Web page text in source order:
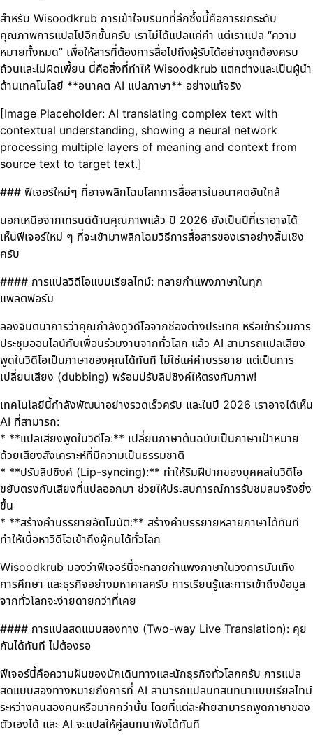
สำหรับ Wisoodkrub การเข้าใจบริบทที่ลึกซึ้งนี้คือการยกระดับ
คุณภาพการแปลไปอีกขั้นครับ เราไม่ได้แปลแค่คำ แต่เราแปล “ความ
หมายทั้งหมด” เพื่อให้สารที่ต้องการสื่อไปถึงผู้รับได้อย่างถูกต้องครบ
ถ้วนและไม่ผิดเพี้ยน นี่คือสิ่งที่ทำให้ Wisoodkrub แตกต่างและเป็นผู้นำ
ด้านเทคโนโลยี **อนาคต AI แปลภาษา** อย่างแท้จริง
[Image Placeholder: AI translating complex text with
contextual understanding, showing a neural network
processing multiple layers of meaning and context from
source text to target text.]
### ฟีเจอร์ใหม่ๆ ที่อาจพลิกโฉมโลกการสื่อสารในอนาคตอันใกล้
นอกเหนือจากเทรนด์ด้านคุณภาพแล้ว ปี 2026 ยังเป็นปีที่เราอาจได้
เห็นฟีเจอร์ใหม่ ๆ ที่จะเข้ามาพลิกโฉมวิธีการสื่อสารของเราอย่างสิ้นเชิง
ครับ
#### การแปลวิดีโอแบบเรียลไทม์: ทลายกำแพงภาษาในทุก
แพลตฟอร์ม
ลองจินตนาการว่าคุณกำลังดูวิดีโอจากช่องต่างประเทศ หรือเข้าร่วมการ
ประชุมออนไลน์กับเพื่อนร่วมงานจากทั่วโลก แล้ว AI สามารถแปลเสียง
พูดในวิดีโอเป็นภาษาของคุณได้ทันที ไม่ใช่แค่คำบรรยาย แต่เป็นการ
เปลี่ยนเสียง (dubbing) พร้อมปรับลิปซิงค์ให้ตรงกับภาพ!
เทคโนโลยีนี้กำลังพัฒนาอย่างรวดเร็วครับ และในปี 2026 เราอาจได้เห็น
AI ที่สามารถ:
* **แปลเสียงพูดในวิดีโอ:** เปลี่ยนภาษาต้นฉบับเป็นภาษาเป้าหมาย
ด้วยเสียงสังเคราะห์ที่มีความเป็นธรรมชาติ
* **ปรับลิปซิงค์ (Lip-syncing):** ทำให้ริมฝีปากของบุคคลในวิดีโอ
ขยับตรงกับเสียงที่แปลออกมา ช่วยให้ประสบการณ์การรับชมสมจริงยิ่ง
ขึ้น
* **สร้างคำบรรยายอัตโนมัติ:** สร้างคำบรรยายหลายภาษาได้ทันที
ทำให้เนื้อหาวิดีโอเข้าถึงผู้คนได้ทั่วโลก
Wisoodkrub มองว่าฟีเจอร์นี้จะทลายกำแพงภาษาในวงการบันเทิง
การศึกษา และธุรกิจอย่างมหาศาลครับ การเรียนรู้และการเข้าถึงข้อมูล
จากทั่วโลกจะง่ายดายกว่าที่เคย
#### การแปลสดแบบสองทาง (Two-way Live Translation): คุย
กันได้ทันที ไม่ต้องรอ
ฟีเจอร์นี้คือความฝันของนักเดินทางและนักธุรกิจทั่วโลกครับ การแปล
สดแบบสองทางหมายถึงการที่ AI สามารถแปลบทสนทนาแบบเรียลไทม์
ระหว่างคนสองคนหรือมากกว่านั้น โดยที่แต่ละฝ่ายสามารถพูดภาษาของ
ตัวเองได้ และ AI จะแปลให้คู่สนทนาฟังได้ทันที